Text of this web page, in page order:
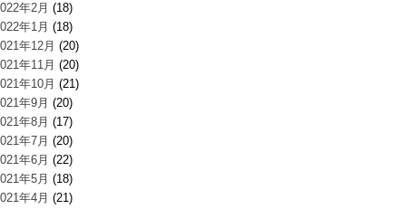
年2月 (18)
年1月 (18)
年12月 (20)
年11月 (20)
年10月 (21)
年9月 (20)
年8月 (17)
年7月 (20)
年6月 (22)
年5月 (18)
年4月 (21)